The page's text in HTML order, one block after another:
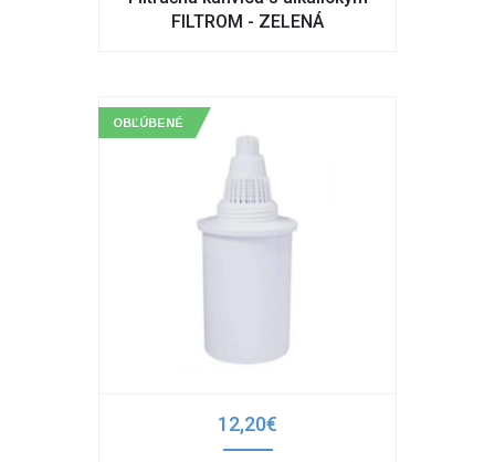
FILTROM - ZELENÁ
OBĽÚBENÉ
12,20€